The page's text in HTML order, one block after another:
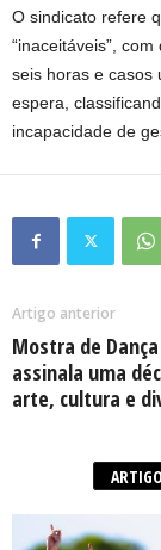
O sindicato refere
“inaceitáveis”,
seis horas e casos
espera,
incapacidade de
Artigo anterior
Mostra de
assinala uma
arte, cultura e